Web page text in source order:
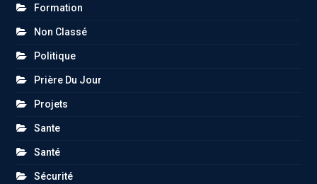
Formation
Non Classé
Politique
Prière Du Jour
Projets
Sante
Santé
Sécurité